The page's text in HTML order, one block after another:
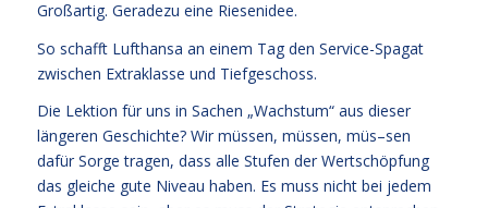
Großartig. Geradezu eine Riesenidee.
So schafft Lufthansa an einem Tag den Service-Spagat
zwischen Extraklasse und Tiefgeschoss.
Die Lektion für uns in Sachen „Wachstum“ aus dieser
längeren Geschichte? Wir müssen, müssen, müs–sen
dafür Sorge tragen, dass alle Stufen der Wertschöpfung
das gleiche gute Niveau haben. Es muss nicht bei jedem